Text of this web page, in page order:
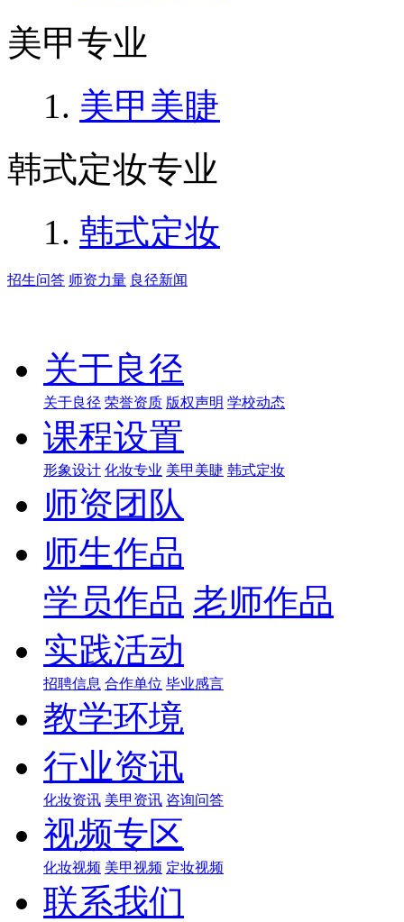
美甲专业
美甲美睫
韩式定妆专业
韩式定妆
招生问答 师资力量 良径新闻
关于良径
关于良径 荣誉资质 版权声明 学校动态
课程设置
形象设计 化妆专业 美甲美睫 韩式定妆
师资团队
师生作品
学员作品 老师作品
实践活动
招聘信息 合作单位 毕业感言
教学环境
行业资讯
化妆资讯 美甲资讯 咨询问答
视频专区
化妆视频 美甲视频 定妆视频
联系我们